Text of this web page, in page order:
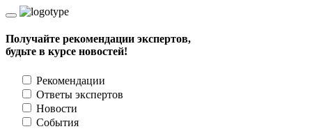
Получайте рекомендации экспертов,
будьте в курсе новостей!
Рекомендации
Ответы экспертов
Новости
События